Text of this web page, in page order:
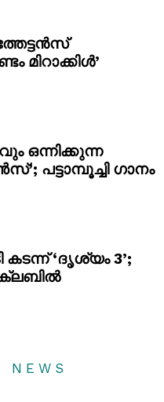
മിറാക്കിൾ’
ഒന്നിക്കുന്ന
പട്ടാമ്പൂച്ചി ഗാനം
കടന്ന് ‘ദൃശ്യം 3’;
NEWS